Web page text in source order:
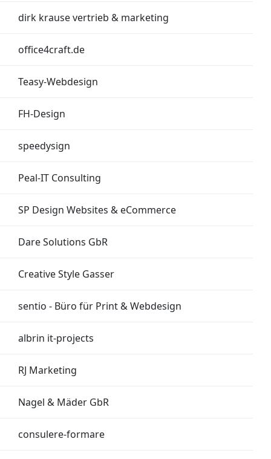
dirk krause vertrieb & marketing
office4craft.de
Teasy-Webdesign
FH-Design
speedysign
Peal-IT Consulting
SP Design Websites & eCommerce
Dare Solutions GbR
Creative Style Gasser
sentio - Büro für Print & Webdesign
albrin it-projects
RJ Marketing
Nagel & Mäder GbR
consulere-formare